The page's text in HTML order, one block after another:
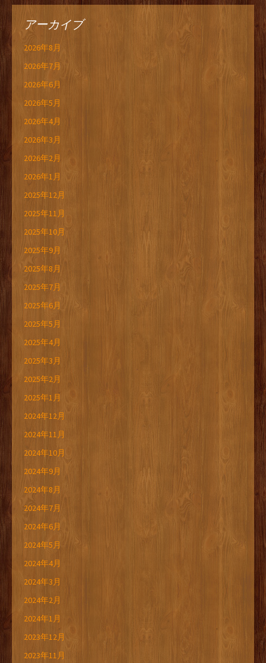
アーカイブ
2026年8月
2026年7月
2026年6月
2026年5月
2026年4月
2026年3月
2026年2月
2026年1月
2025年12月
2025年11月
2025年10月
2025年9月
2025年8月
2025年7月
2025年6月
2025年5月
2025年4月
2025年3月
2025年2月
2025年1月
2024年12月
2024年11月
2024年10月
2024年9月
2024年8月
2024年7月
2024年6月
2024年5月
2024年4月
2024年3月
2024年2月
2024年1月
2023年12月
2023年11月